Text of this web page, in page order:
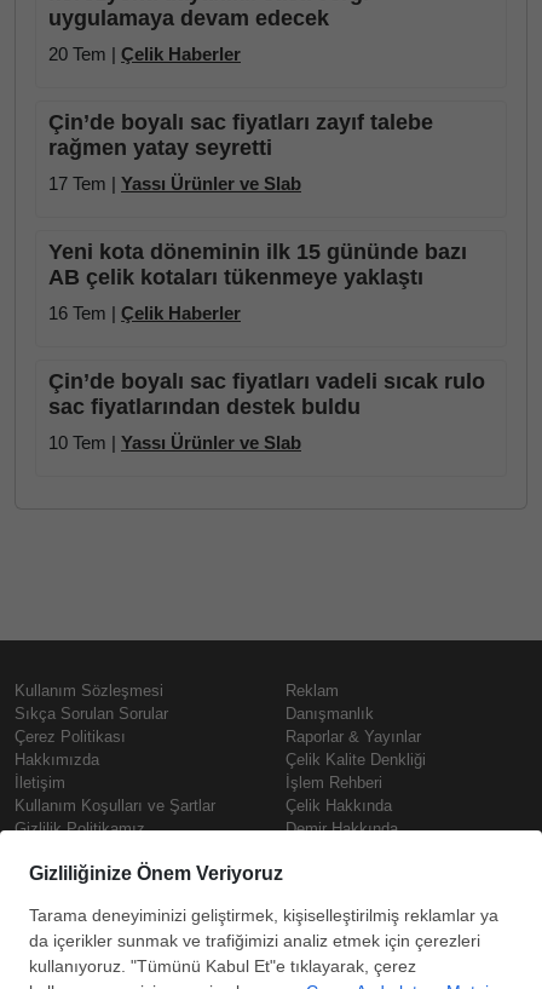
uygulamaya devam edecek
20 Tem | Çelik Haberler
Çin’de boyalı sac fiyatları zayıf talebe
rağmen yatay seyretti
17 Tem | Yassı Ürünler ve Slab
Yeni kota döneminin ilk 15 gününde bazı
AB çelik kotaları tükenmeye yaklaştı
16 Tem | Çelik Haberler
Çin’de boyalı sac fiyatları vadeli sıcak rulo
sac fiyatlarından destek buldu
10 Tem | Yassı Ürünler ve Slab
Kullanım Sözleşmesi
Sıkça Sorulan Sorular
Çerez Politikası
Hakkımızda
İletişim
Kullanım Koşulları ve Şartlar
Gizlilik Politikamız
Prime
Reklam
Danışmanlık
Raporlar & Yayınlar
Çelik Kalite Denkliği
İşlem Rehberi
Çelik Hakkında
Demir Hakkında
Çelik Fiyatları
Demir Fiyatları
Güncel Hurda Fiyatları
Copyright © SteelOrbis Elektronik
Tüm hakları saklıdır